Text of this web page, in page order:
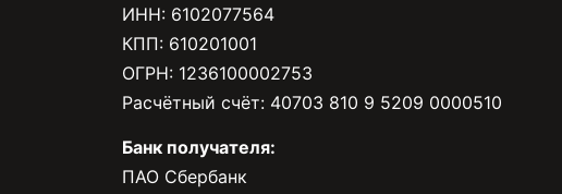
ИНН: 6102077564
КПП: 610201001
ОГРН: 1236100002753
Расчётный счёт: 40703 810 9 5209 0000510
Банк получателя:
ПАО Сбербанк